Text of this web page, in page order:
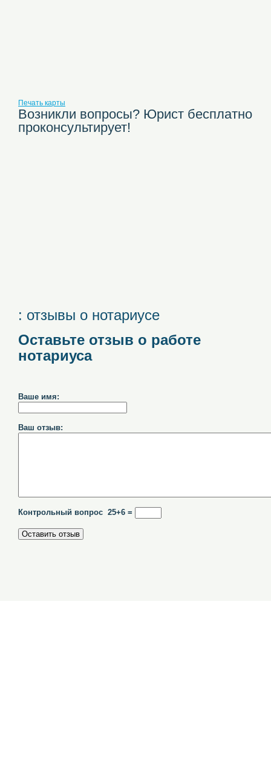
Печать карты
Возникли вопросы? Юрист бесплатно
проконсультирует!
: отзывы о нотариусе
Оставьте отзыв о работе
нотариуса
Ваше имя:
Ваш отзыв:
Контрольный вопрос 25+6 =